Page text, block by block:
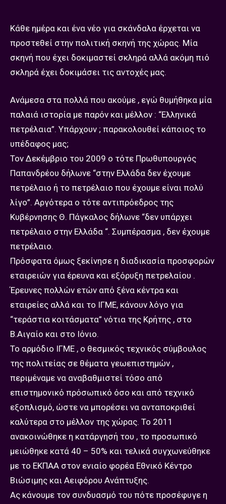
Κάθε ημέρα και ένα νέο για σκάνδαλα έρχεται να
προστεθεί στην πολιτική σκηνή της χώρας. Μία
σκηνή που έχει δοκιμαστεί σκληρά αλλά ακόμη πιό
σκληρά έχει δοκιμάσει τις αντοχές μας.
Ανάμεσα στα πολλά που ακούμε , εγώ θυμήθηκα μία
παλαιά ιστορία με παρόν και μέλλον : “Ελληνικά
πετρέλαια”. Υπάρχουν ; παρακολουθεί κάποιος το
υπέδαφος μας;
Τον Δεκέμβριο του 2009 ο τότε Πρωθυπουργός
Παπανδρέου δήλωνε “στην Ελλάδα δεν έχουμε
πετρέλαιο ή το πετρέλαιο που έχουμε είναι πολύ
λίγο”. Αργότερα ο τότε αντιπρόεδρος της
Κυβέρνησης Θ. Πάγκαλος δήλωνε “δεν υπάρχει
πετρέλαιο στην Ελλάδα “. Συμπέρασμα , δεν έχουμε
πετρέλαιο.
Πρόσφατα όμως ξεκίνησε η διαδικασία προσφορών
εταιρειών για έρευνα και εξόρυξη πετρελαίου .
Έρευνες πολλών ετών από ξένα κέντρα και
εταιρείες αλλά και το ΙΓΜΕ, κάνουν λόγο για
“τεράστια κοιτάσματα” νότια της Κρήτης , στο
Β.Αιγαίο και στο Ιόνιο.
Το αρμόδιο ΙΓΜΕ , ο θεσμικός τεχνικός σύμβουλος
της πολιτείας σε θέματα γεωεπιστημών ,
περιμέναμε να αναβαθμιστεί τόσο από
επιστημονικό πρόσωπικό όσο και από τεχνικό
εξοπλισμό, ώστε να μπορέσει να ανταποκριθεί
καλύτερα στο μέλλον της χώρας. Το 2011
ανακοινώθηκε η κατάργησή του , το προσωπικό
μειώθηκε κατά 40 – 50% και τελικά συγχωνεύθηκε
με το ΕΚΠΑΑ στον ενιαίο φορέα Εθνικό Κέντρο
Βιώσιμης και Αειφόρου Ανάπτυξης.
Ας κάνουμε τον συνδυασμό του πότε προσέφυγε η